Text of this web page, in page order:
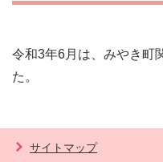
令和3年6月は、みやき町
た。
サイトマップ